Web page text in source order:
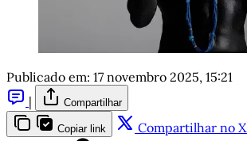
Publicado em: 17 novembro 2025, 15:21
|
Compartilhar
Copiar link Compartilhar no X